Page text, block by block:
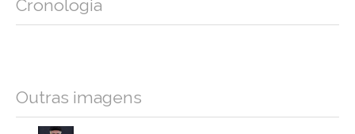
Cronologia
Outras imagens